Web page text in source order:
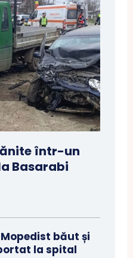
într-un
Basarabi
băut și
la spital